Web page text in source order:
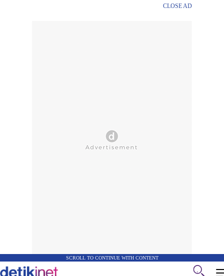
CLOSE AD
SCROLL TO CONTINUE WITH CONTENT